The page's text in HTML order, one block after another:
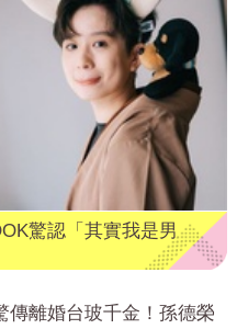
驚認「其實我是男
傳離婚台玻千金！孫德榮